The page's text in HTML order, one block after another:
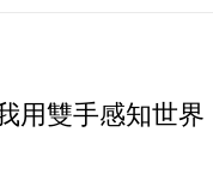
用雙手感知世界